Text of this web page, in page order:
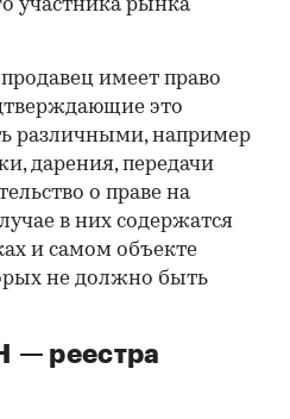
участника рынка
имеет право
это
различными, например
дарения, передачи
о праве на
в них содержатся
и самом объекте
не должно быть
— реестра